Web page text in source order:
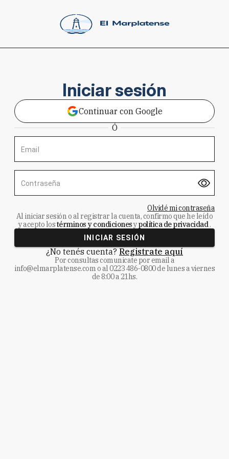
Iniciar sesión
Continuar con Google
Ó
Email
Contraseña
Olvidé mi contraseña
Al iniciar sesión o al registrar la cuenta, confirmo que he leído
y acepto lostérminos y condicionesypolítica de privacidad.
INICIAR SESIÓN
¿No tenés cuenta? Registrate aquí
Por consultas comunicate por email a
info@elmarplatense.como al0223 486-0800de lunes a viernes
de 8:00 a 21hs.